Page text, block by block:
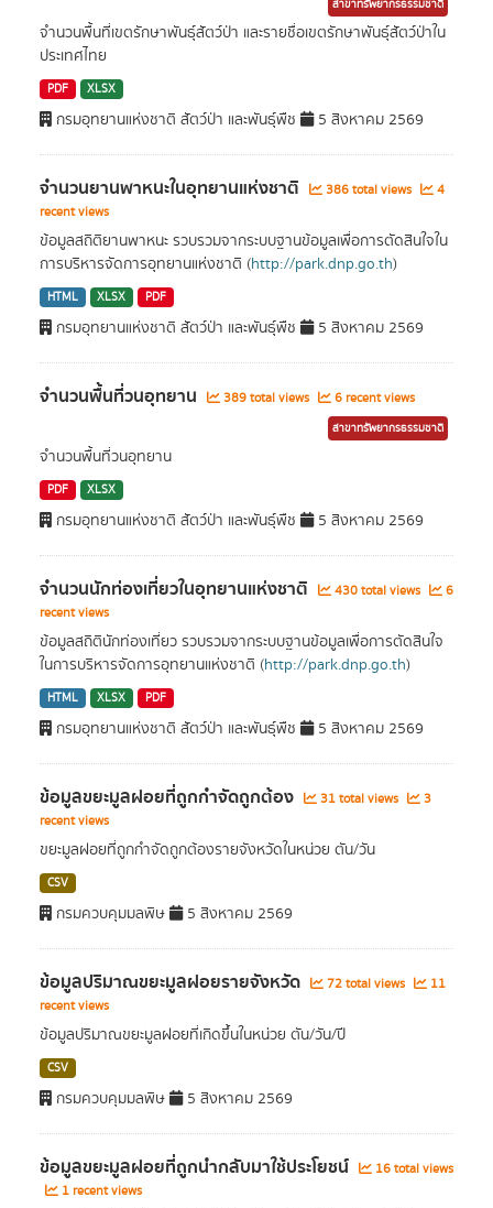
สาขาทรัพยากรธรรมชาติ
จำนวนพื้นที่เขตรักษาพันธุ์สัตว์ป่า และรายชื่อเขตรักษาพันธุ์สัตว์ป่าใน
ประเทศไทย
PDF XLSX
กรมอุทยานแห่งชาติ สัตว์ป่า และพันธุ์พืช 5 สิงหาคม 2569
จำนวนยานพาหนะในอุทยานแห่งชาติ 386 total views
4
recent views
ข้อมูลสถิติยานพาหนะ รวบรวมจากระบบฐานข้อมูลเพื่อการตัดสินใจใน
การบริหารจัดการอุทยานแห่งชาติ (http://park.dnp.go.th)
HTML XLSX PDF
กรมอุทยานแห่งชาติ สัตว์ป่า และพันธุ์พืช 5 สิงหาคม 2569
จำนวนพื้นที่วนอุทยาน 389 total views 6 recent views
สาขาทรัพยากรธรรมชาติ
จำนวนพื้นที่วนอุทยาน
PDF XLSX
กรมอุทยานแห่งชาติ สัตว์ป่า และพันธุ์พืช 5 สิงหาคม 2569
จำนวนนักท่องเที่ยวในอุทยานแห่งชาติ 430 total views
6
recent views
ข้อมูลสถิตินักท่องเที่ยว รวบรวมจากระบบฐานข้อมูลเพื่อการตัดสินใจ
ในการบริหารจัดการอุทยานแห่งชาติ (http://park.dnp.go.th)
HTML XLSX PDF
กรมอุทยานแห่งชาติ สัตว์ป่า และพันธุ์พืช 5 สิงหาคม 2569
ข้อมูลขยะมูลฝอยที่ถูกกำจัดถูกต้อง 31 total views
3
recent views
ขยะมูลฝอยที่ถูกกำจัดถูกต้องรายจังหวัดในหน่วย ตัน/วัน
CSV
กรมควบคุมมลพิษ 5 สิงหาคม 2569
ข้อมูลปริมาณขยะมูลฝอยรายจังหวัด 72 total views
11
recent views
ข้อมูลปริมาณขยะมูลฝอยที่เกิดขึ้นในหน่วย ตัน/วัน/ปี
CSV
กรมควบคุมมลพิษ 5 สิงหาคม 2569
ข้อมูลขยะมูลฝอยที่ถูกนำกลับมาใช้ประโยชน์
16 total views
1 recent views